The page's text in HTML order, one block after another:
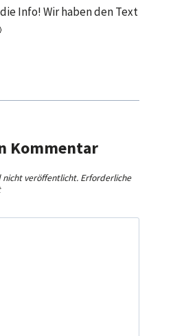
Info! Wir haben den Text
Kommentar
nicht veröffentlicht. Erforderliche